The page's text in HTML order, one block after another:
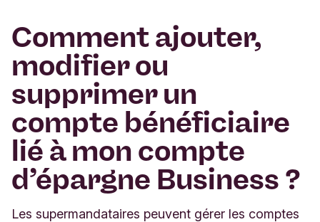
Comment ajouter,
modifier ou
supprimer un
compte bénéficiaire
lié à mon compte
d’épargne Business ?
Les supermandataires peuvent gérer les comptes